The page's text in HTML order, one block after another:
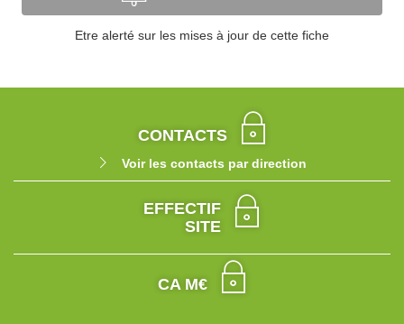
Etre alerté sur les mises à jour de cette fiche
CONTACTS
Voir les contacts par direction
EFFECTIF
SITE
CA M€